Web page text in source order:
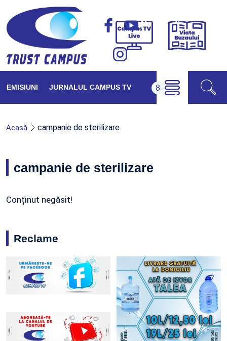
Campus
Viața
EMISIUNI JURNALUL CAMPUS TV
Acasă campanie de sterilizare
campanie de sterilizare
Conținut negăsit!
Reclame